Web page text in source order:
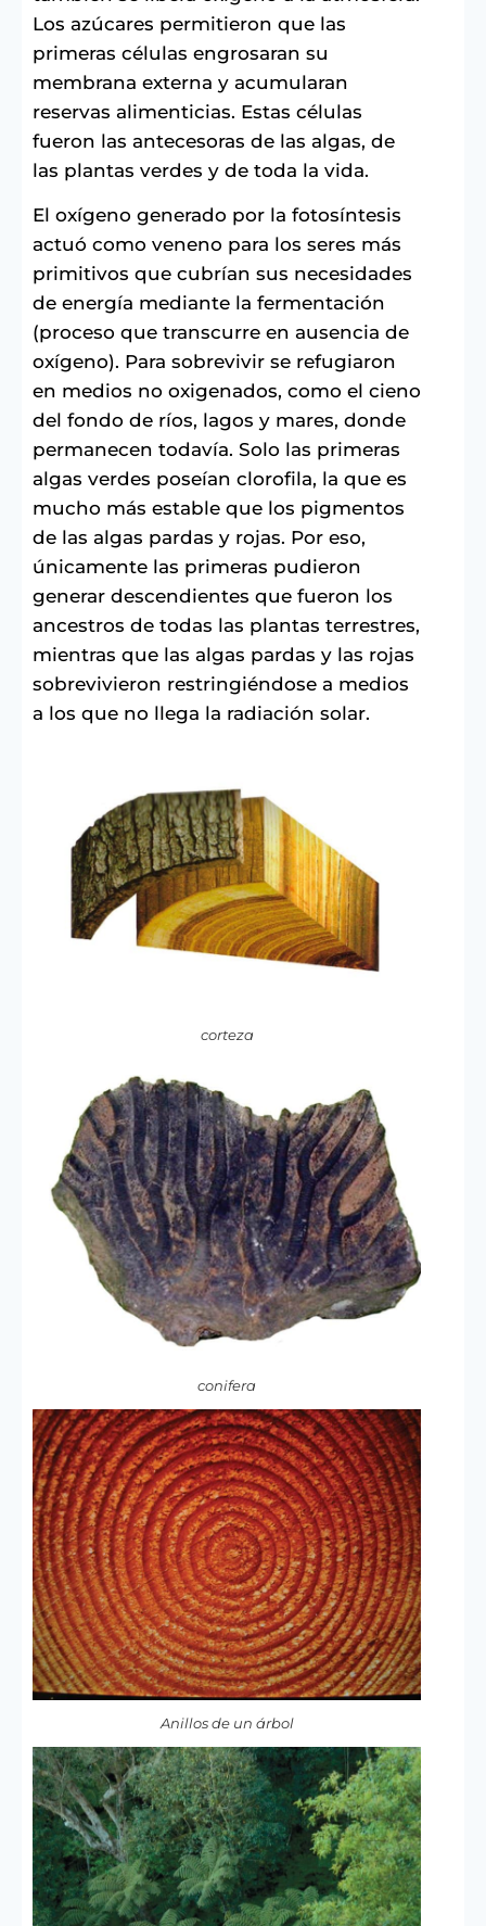
Los azúcares permitieron que las
primeras células engrosaran su
membrana externa y acumularan
reservas alimenticias. Estas células
fueron las antecesoras de las algas, de
las plantas verdes y de toda la vida.
El oxígeno generado por la fotosíntesis
actuó como veneno para los seres más
primitivos que cubrían sus necesidades
de energía mediante la fermentación
(proceso que transcurre en ausencia de
oxígeno). Para sobrevivir se refugiaron
en medios no oxigenados, como el cieno
del fondo de ríos, lagos y mares, donde
permanecen todavía. Solo las primeras
algas verdes poseían clorofila, la que es
mucho más estable que los pigmentos
de las algas pardas y rojas. Por eso,
únicamente las primeras pudieron
generar descendientes que fueron los
ancestros de todas las plantas terrestres,
mientras que las algas pardas y las rojas
sobrevivieron restringiéndose a medios
a los que no llega la radiación solar.
corteza
conifera
Anillos de un árbol